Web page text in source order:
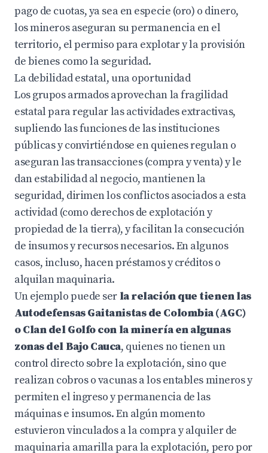
pago de cuotas, ya sea en especie (oro) o dinero,
los mineros aseguran su permanencia en el
territorio, el permiso para explotar y la provisión
de bienes como la seguridad.
La debilidad estatal, una oportunidad
Los grupos armados aprovechan la fragilidad
estatal para regular las actividades extractivas,
supliendo las funciones de las instituciones
públicas y convirtiéndose en quienes regulan o
aseguran las transacciones (compra y venta) y le
dan estabilidad al negocio, mantienen la
seguridad, dirimen los conflictos asociados a esta
actividad (como derechos de explotación y
propiedad de la tierra), y facilitan la consecución
de insumos y recursos necesarios. En algunos
casos, incluso, hacen préstamos y créditos o
alquilan maquinaria.
Un ejemplo puede ser la relación que tienen las
Autodefensas Gaitanistas de Colombia (AGC)
o Clan del Golfo con la minería en algunas
zonas del Bajo Cauca, quienes no tienen un
control directo sobre la explotación, sino que
realizan cobros o vacunas a los entables mineros y
permiten el ingreso y permanencia de las
máquinas e insumos. En algún momento
estuvieron vinculados a la compra y alquiler de
maquinaria amarilla para la explotación, pero por